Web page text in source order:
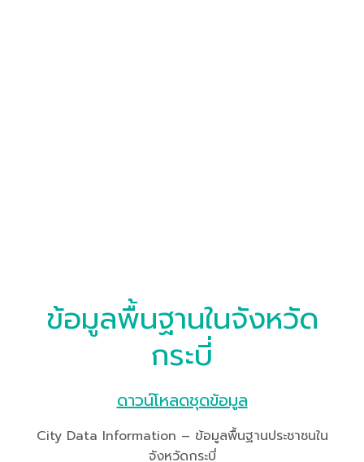
ข้อมูลพื้นฐานในจังหวัด
กระบี่
ดาวน์โหลดชุดข้อมูล
City Data Information – ข้อมูลพื้นฐานประชาชนใน
จังหวัดกระบี่